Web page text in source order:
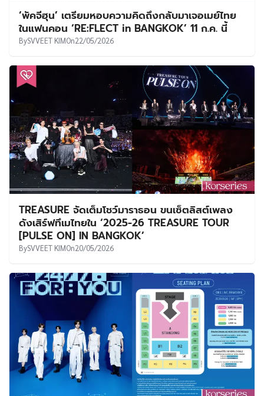
‘พัคจีฮุน’ เตรียมหอบความคิดถึงกลับมาเจอเมย์ไทย
ในแฟนคอน ‘RE:FLECT in BANGKOK’ 11 ก.ค. นี้
BySVVEET KIMOn22/05/2026
TREASURE จัดเต็มโชว์มาราธอน ขนเซ็ตลิสต์เพลง
ดังเสิร์ฟทึเมไทยใน ‘2025-26 TREASURE TOUR
[PULSE ON] IN BANGKOK’
BySVVEET KIMOn20/05/2026